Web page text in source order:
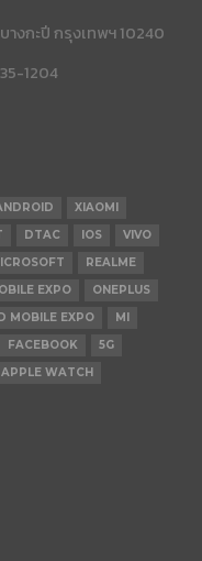
างกะปี กรุงเทพฯ 10240
1204
XIAOMI
DTAC IOS
VIVO
REALME
EXPO
ONEPLUS
MOBILE EXPO
MI
FACEBOOK
5G
APPLE WATCH